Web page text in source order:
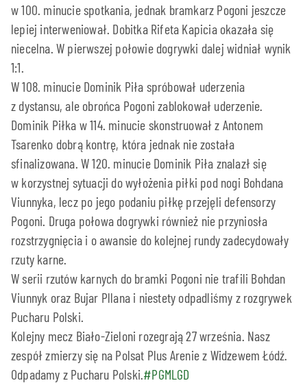
w 100. minucie spotkania, jednak bramkarz Pogoni jeszcze
lepiej interweniował. Dobitka Rifeta Kapicia okazała się
niecelna. W pierwszej połowie dogrywki dalej widniał wynik
1:1.
W 108. minucie Dominik Piła spróbował uderzenia
z dystansu, ale obrońca Pogoni zablokował uderzenie.
Dominik Piłka w 114. minucie skonstruował z Antonem
Tsarenko dobrą kontrę, która jednak nie została
sfinalizowana. W 120. minucie Dominik Piła znalazł się
w korzystnej sytuacji do wyłożenia piłki pod nogi Bohdana
Viunnyka, lecz po jego podaniu piłkę przejęli defensorzy
Pogoni. Druga połowa dogrywki również nie przyniosła
rozstrzygnięcia i o awansie do kolejnej rundy zadecydowały
rzuty karne.
W serii rzutów karnych do bramki Pogoni nie trafili Bohdan
Viunnyk oraz Bujar Pllana i niestety odpadliśmy z rozgrywek
Pucharu Polski.
Kolejny mecz Biało-Zieloni rozegrają 27 września. Nasz
zespół zmierzy się na Polsat Plus Arenie z Widzewem Łódź.
Odpadamy z Pucharu Polski.#PGMLGD